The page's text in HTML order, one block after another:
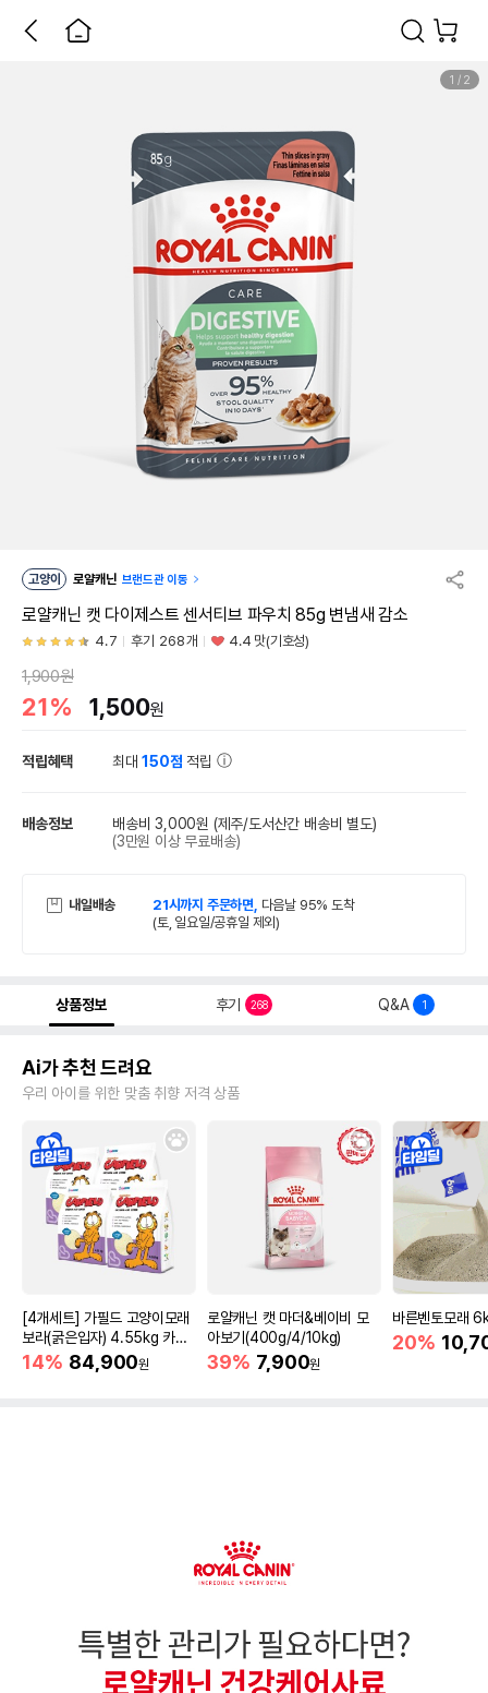
1 / 2
고양이 로얄캐닌 브랜드관 이동
로얄캐닌 캣 다이제스트 센서티브 파우치 85g 변냄새 감소
4.7 후기 268개 4.4 맛(기호성)
1,900원
21% 1,500원
적립혜택 최대150점 적립
배송정보 배송비 3,000원 (제주/도서산간 배송비 별도)
(3만원 이상 무료배송)
내일배송 21시까지 주문하면, 다음날 95% 도착
(토, 일요일/공휴일 제외)
상품정보 후기 268 Q&A 1
Ai가 추천 드려요
우리 아이를 위한 맞춤 취향 저격 상품
[4개세트] 가필드 고양이모래
보라(굵은입자) 4.55kg 카사
바모래
14% 84,900원
로얄캐닌 캣 마더&베이비 모
아보기(400g/4/10kg)
39% 7,900원
바른벤토모래
20%